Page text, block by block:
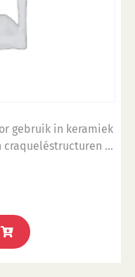
gebruik in keramiek
in